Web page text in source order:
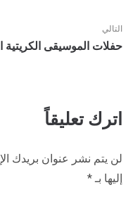
التالي
المشاركة
حفلات الموسيقى الكريتية
اترك تعليقاً
لن يتم نشر عنوان بريدك
إليها بـ *